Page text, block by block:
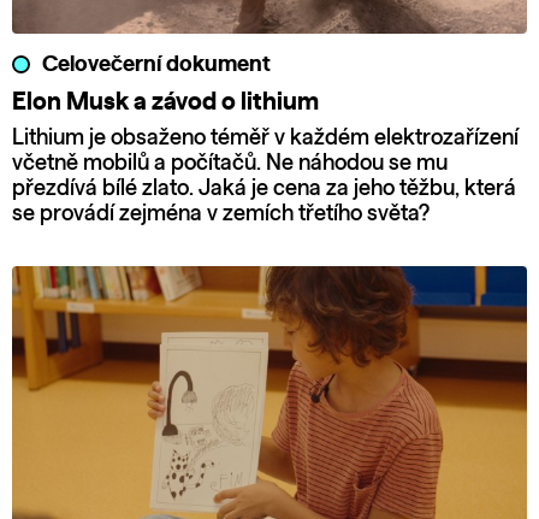
Celovečerní dokument
Elon Musk a závod o lithium
Lithium je obsaženo téměř v každém elektrozařízení
včetně mobilů a počítačů. Ne náhodou se mu
přezdívá bílé zlato. Jaká je cena za jeho těžbu, která
se provádí zejména v zemích třetího světa?